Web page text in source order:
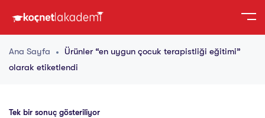
Ana Sayfa
Ürünler “en uygun çocuk terapistliği eğitimi”
olarak etiketlendi
Tek bir sonuç gösteriliyor